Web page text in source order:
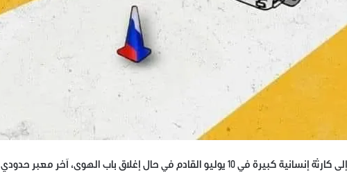
يتجه ملايين السوريين في إدلب إلى كارثة إنسانية كبيرة في 10 يوليو القادم في حال إغلاق باب الهوى، آخر معبر حدودي